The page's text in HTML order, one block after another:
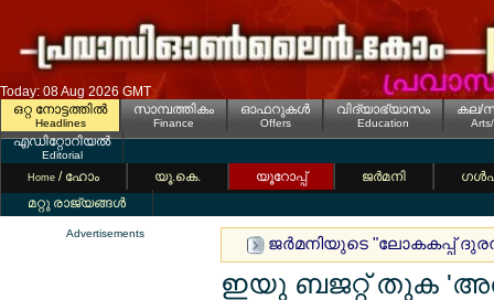
Today: 08 Aug 2026 GMT
ഒറ്റ നോട്ടത്തില്‍
Headlines
സാമ്പത്തികം
Finance
ഓഫറുകള്‍
Offers
വിദ്യാഭ്യാസം
Education
കല/
എഡിറ്റോറിയല്‍
Editorial
Home / ഹോം യൂ.കെ. യൂറോപ്പ് ജര്‍മനി
മറ്റു രാജ്യങ്ങള്‍
Advertisements
ജര്‍മനിയുടെ "ലോകകപ്പ്
ഇയു ബജറ്റ് തുക